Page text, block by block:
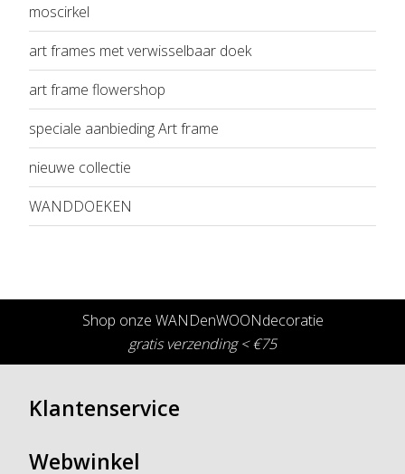
moscirkel
art frames met verwisselbaar doek
art frame flowershop
speciale aanbieding Art frame
nieuwe collectie
WANDDOEKEN
Shop onze WANDenWOONdecoratie
gratis verzending < €75
Klantenservice
Webwinkel